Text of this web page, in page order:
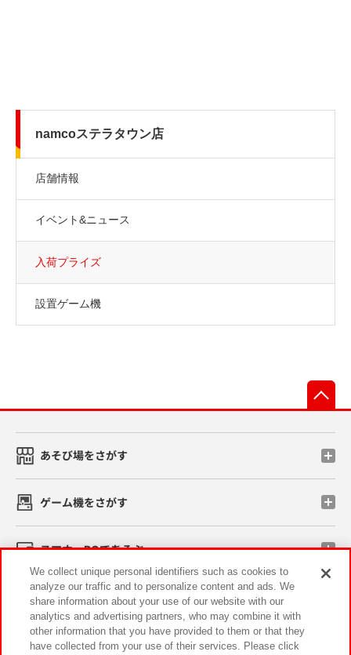
namcoステラタウン店
店舗情報
イベント&ニュース
入荷プライズ
設置ゲーム機
あそび場をさがす
ゲーム機をさがす
スマホ・PCであそぶ
イベント・キャンペーン
We collect unique personal identifiers such as cookies to
analyze our traffic and to personalize content and ads. We
share information about your use of our website with our
analytics and advertising partners, who may combine it with
other information that you have provided to them or that they
have collected from your use of their services. Please click